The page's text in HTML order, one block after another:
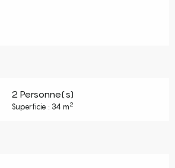
2 Personne(s)
Superficie : 34 m2